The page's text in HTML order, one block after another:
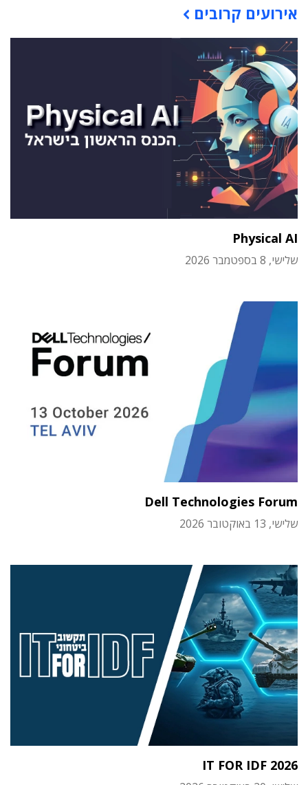
אירועים קרובים
Physical AI
שלישי, 8 בספטמבר 2026
Dell Technologies Forum
שלישי, 13 באוקטובר 2026
IT FOR IDF 2026